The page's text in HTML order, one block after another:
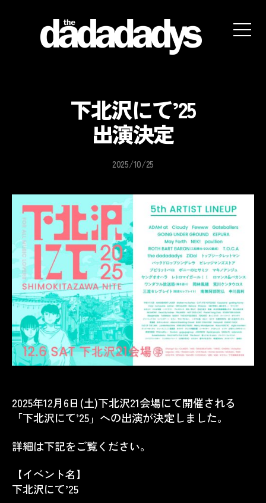
website下北沢にて’25
出演決定
2025/10/25
2025年12月6日(土)下北沢21会場にて開催される
「下北沢にて’25」への出演が決定しました。
詳細は下記をご覧ください。
【イベント名】
下北沢にて’25